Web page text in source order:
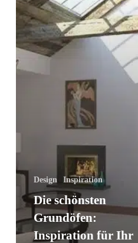
Design Inspiration
Die schönsten
Grundöfen:
Inspiration für Ihr